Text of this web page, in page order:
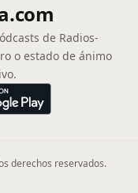
de Radios-
o estado de ánimo
derechos reservados.